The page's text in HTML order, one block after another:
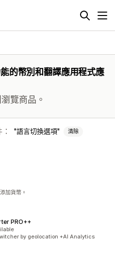
的幣別和翻譯應用程式應
覽商品。
語言切換選項 清除
加貨幣。
PRO++
by geolocation +AI Analytics